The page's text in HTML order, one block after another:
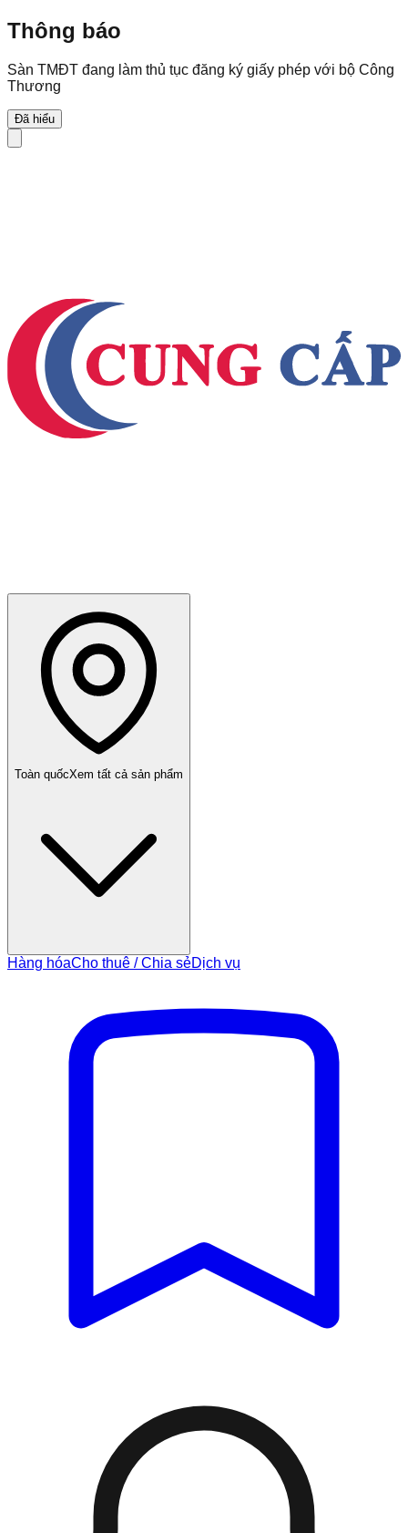
Thông báo
Sàn TMĐT đang làm thủ tục đăng ký giấy phép với bộ Công
Thương
Đã hiểu
Toàn quốcXem tất cả sản phẩm
Hàng hóaCho thuê / Chia sẻDịch vụ